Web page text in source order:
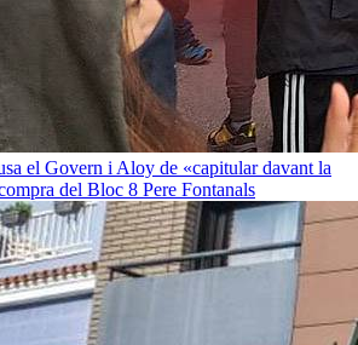
el Govern i Aloy de «capitular davant la
del Bloc 8 Pere Fontanals